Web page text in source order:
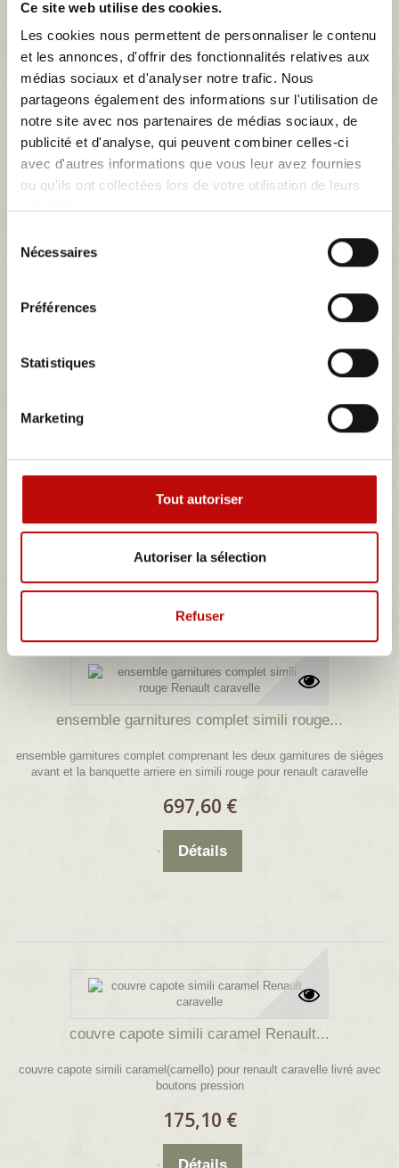
Ce site web utilise des cookies.
Les cookies nous permettent de personnaliser le contenu
et les annonces, d'offrir des fonctionnalités relatives aux
médias sociaux et d'analyser notre trafic. Nous
partageons également des informations sur l'utilisation de
notre site avec nos partenaires de médias sociaux, de
publicité et d'analyse, qui peuvent combiner celles-ci
avec d'autres informations que vous leur avez fournies
ou qu'ils ont collectées lors de votre utilisation de leurs
Nécessaires
Préférences
Statistiques
Marketing
Tout autoriser
Autoriser la sélection
Refuser
Détails
ensemble de 2 panneaux passage de roue...
noir avec isorel neuf pour caravelle
104,10 €
Détails
ensemble garnitures complet simili rouge...
ensemble garnitures complet comprenant les deux garnitures de sièges
avant et la banquette arriere en simili rouge pour renault caravelle
697,60 €
Détails
couvre capote simili caramel Renault...
couvre capote simili caramel(camello) pour renault caravelle livré avec
boutons pression
175,10 €